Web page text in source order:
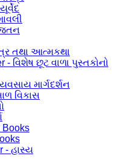
જતન
તથા આત્મકથા
- વિશેષ છૂટ વાળા પુસ્તકોનો
માર્ગદર્શન
વિકાસ
Books
- હાસ્ય